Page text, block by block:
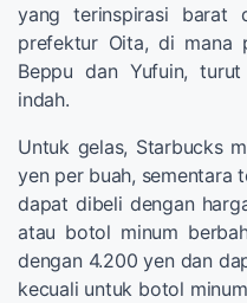
yang terinspirasi barat
prefektur Oita, di mana
Beppu dan Yufuin,
indah.
Untuk gelas, Starbucks
yen per buah, sementara
dapat dibeli dengan
atau botol minum
dengan 4.200 yen dan
kecuali untuk botol